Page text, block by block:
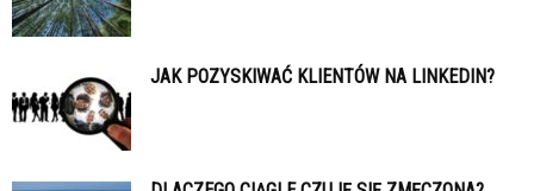
JAK POZYSKIWAĆ KLIENTÓW NA LINKEDIN?